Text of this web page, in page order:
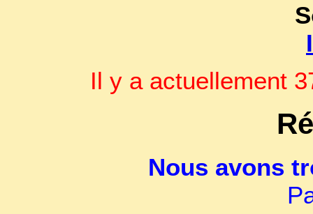
Il y a actuellement
Nous avons